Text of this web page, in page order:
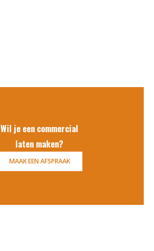
Wil je een commercial
laten maken?
MAAK EEN AFSPRAAK